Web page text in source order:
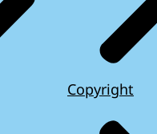
Copyright